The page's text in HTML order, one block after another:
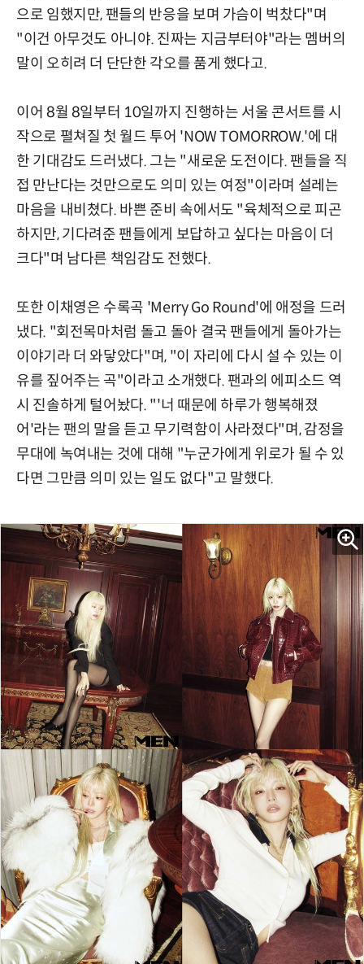
으로 임했지만, 팬들의 반응을 보며 가슴이 벅찼다"며
"이건 아무것도 아니야. 진짜는 지금부터야"라는 멤버의
말이 오히려 더 단단한 각오를 품게 했다고.
이어 8월 8일부터 10일까지 진행하는 서울 콘서트를 시
작으로 펼쳐질 첫 월드 투어 'NOW TOMORROW.'에 대
한 기대감도 드러냈다. 그는 "새로운 도전이다. 팬들을 직
접 만난다는 것만으로도 의미 있는 여정"이라며 설레는
마음을 내비쳤다. 바쁜 준비 속에서도 "육체적으로 피곤
하지만, 기다려준 팬들에게 보답하고 싶다는 마음이 더
크다"며 남다른 책임감도 전했다.
또한 이채영은 수록곡 'Merry Go Round'에 애정을 드러
냈다. "회전목마처럼 돌고 돌아 결국 팬들에게 돌아가는
이야기라 더 와닿았다"며, "이 자리에 다시 설 수 있는 이
유를 짚어주는 곡"이라고 소개했다. 팬과의 에피소드 역
시 진솔하게 털어놨다. "'너 때문에 하루가 행복해졌
어'라는 팬의 말을 듣고 무기력함이 사라졌다"며, 감정을
무대에 녹여내는 것에 대해 "누군가에게 위로가 될 수 있
다면 그만큼 의미 있는 일도 없다"고 말했다.